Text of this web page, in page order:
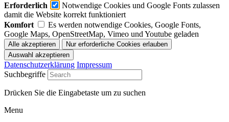
Erforderlich
Notwendige Cookies und Google Fonts zulassen
damit die Website korrekt funktioniert
Komfort
Es werden notwendige Cookies, Google Fonts,
Google Maps, OpenStreetMap, Vimeo und Youtube geladen
Datenschutzerklärung Impressum
Suchbegriffe
Drücken Sie die Eingabetaste um zu suchen
Menu